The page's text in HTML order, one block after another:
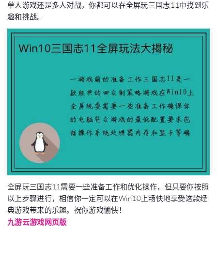
单人游戏还是多人对战，你都可以在全屏玩三国志11中找到乐
趣和挑战。
全屏玩三国志11需要一些准备工作和优化操作，但只要你按照
以上步骤进行，相信你一定可以在Win10上畅快地享受这款经
典游戏带来的乐趣。祝你游戏愉快！
九游云游戏网页版